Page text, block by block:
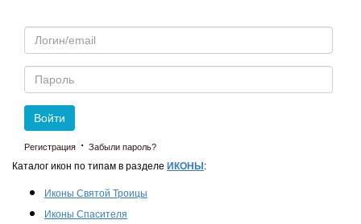
Email
Пароль
Войти
Регистрация · Забыли пароль?
Каталог икон по типам в разделе ИКОНЫ :
Иконы Святой Троицы
Иконы Спасителя